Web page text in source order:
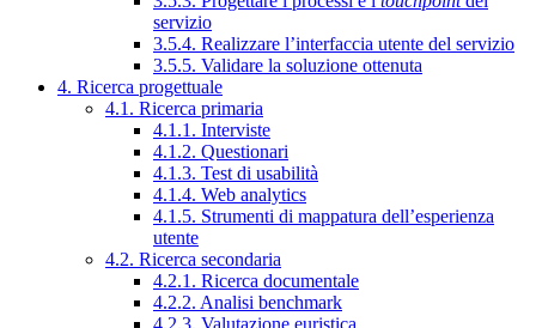
servizio
3.5.4. Realizzare l’interfaccia utente del servizio
3.5.5. Validare la soluzione ottenuta
4. Ricerca progettuale
4.1. Ricerca primaria
4.1.1. Interviste
4.1.2. Questionari
4.1.3. Test di usabilità
4.1.4. Web analytics
4.1.5. Strumenti di mappatura dell’esperienza
utente
4.2. Ricerca secondaria
4.2.1. Ricerca documentale
4.2.2. Analisi benchmark
4.2.3. Valutazione euristica